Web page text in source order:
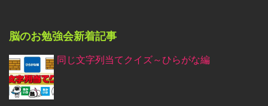
脳のお勉強会新着記事
同じ文字列当てクイズ～ひらがな編